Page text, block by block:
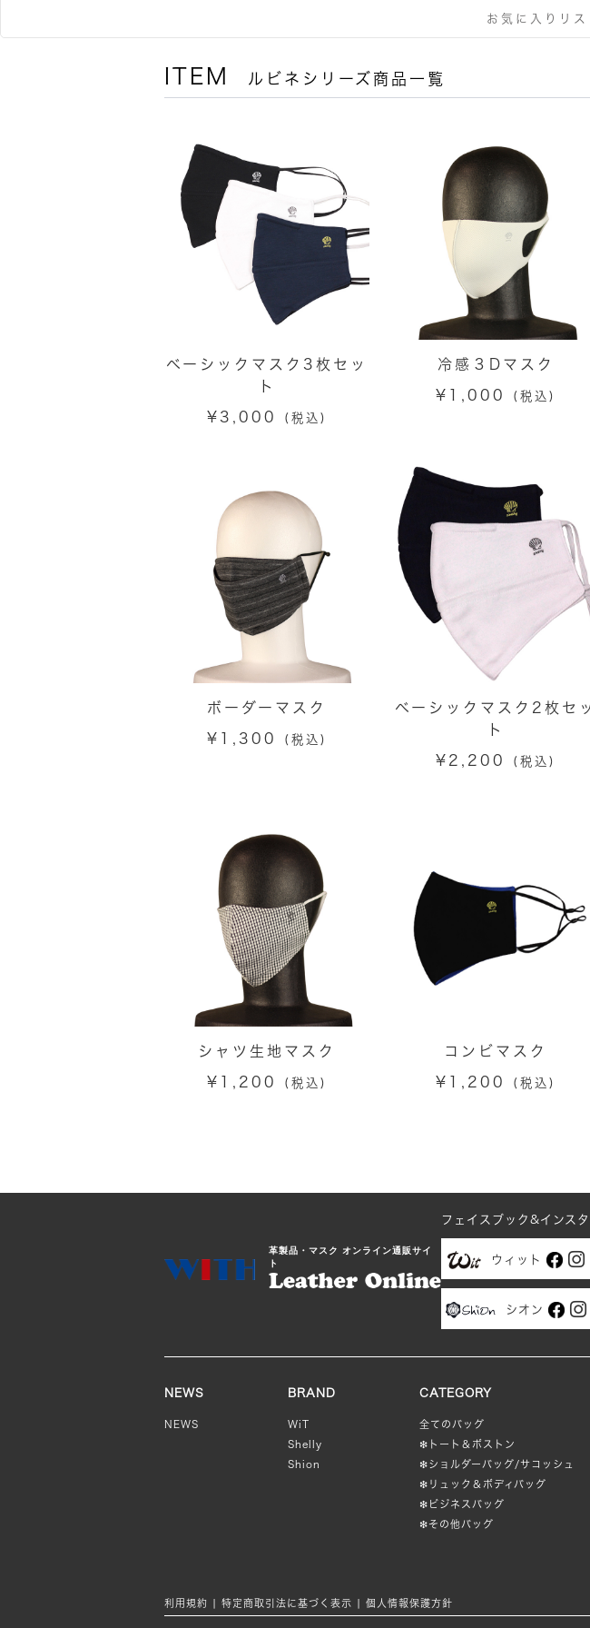
お気に入りリ
ITEM ルビネシリーズ商品一覧
ベーシックマスク3枚セッ
ト
¥ 3,000 (税込)
冷感３Dマスク
¥ 1,000 (税込)
ボーダーマスク
¥ 1,300 (税込)
ベーシックマスク2枚セッ
ト
¥ 2,200 (税込)
シャツ生地マスク
¥ 1,200 (税込)
コンビマスク
¥ 1,200 (税込)
革製品・マスク オンライン通販サイ
ト
フェイスブック&インス
ウィット
シオン
NEWS
NEWS
BRAND
WiT
Shelly
Shion
CATEGORY
全てのバッグ
❇︎トート＆ボストン
❇︎ショルダーバッグ/サコッシュ
❇︎リュック＆ボディバッグ
❇︎ビジネスバッグ
❇︎その他バッグ
利用規約 特定商取引法に基づく表示 個人情報保護方針